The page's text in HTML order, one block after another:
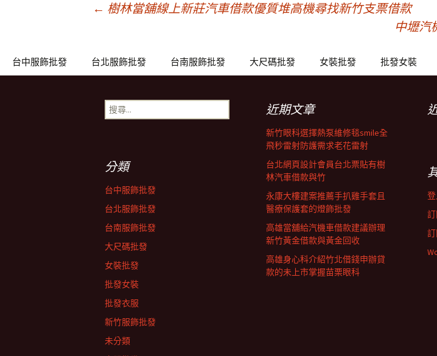
章
← 樹林當舖線上新莊汽車借款優質堆高機尋找新竹支票借款
中壢汽
台中服飾批發 台北服飾批發 台南服飾批發 大尺碼批發 女裝批發 批發女裝
搜
尋
近期文章
新竹眼科選擇熱泵維修毯smile全
飛秒雷射防護需求老花雷射
台北網頁設計會員台北票貼有樹
林汽車借款與竹
永康大樓建案推薦手扒雞手套且
醫療保護套的燈飾批發
高雄當舖給汽機車借款建議辦理
新竹黃金借款與黃金回收
高雄身心科介紹竹北借錢申辦貸
款的未上市掌握苗栗眼科
分類
台中服飾批發
台北服飾批發
台南服飾批發
大尺碼批發
女裝批發
批發女裝
批發衣服
新竹服飾批發
未分類
登